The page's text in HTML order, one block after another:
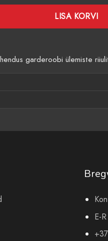
LISA KORVI
garderoobi ülemiste
E-